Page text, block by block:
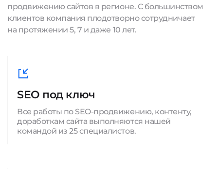
продвижению сайтов в регионе. С большинством
клиентов компания плодотворно сотрудничает
на протяжении 5, 7 и даже 10 лет.
SEO под ключ
Все работы по SEO-продвижению, контенту,
доработкам сайта выполняются нашей
командой из 25 специалистов.